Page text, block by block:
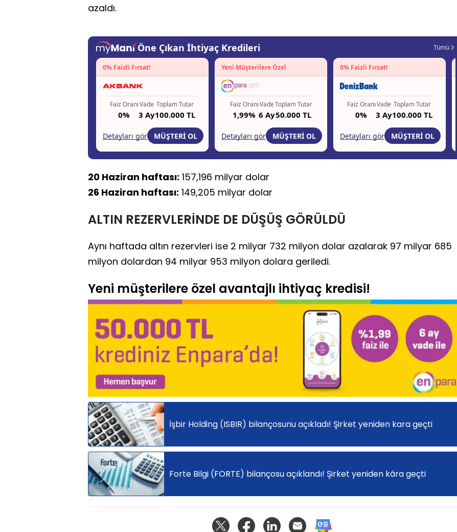
azaldı.
20 Haziran haftası: 157,196 milyar dolar
26 Haziran haftası: 149,205 milyar dolar
ALTIN REZERVLERİNDE DE DÜŞÜŞ GÖRÜLDÜ
Aynı haftada altın rezervleri ise 2 milyar 732 milyon dolar azalarak 97 milyar 685
milyon dolardan 94 milyar 953 milyon dolara geriledi.
Yeni müşterilere özel avantajlı ihtiyaç kredisi!
İşbir Holding (ISBIR) bilançosunu açıkladı! Şirket yeniden kara geçti
Forte Bilgi (FORTE) bilançosu açıklandı! Şirket yeniden kâra geçti